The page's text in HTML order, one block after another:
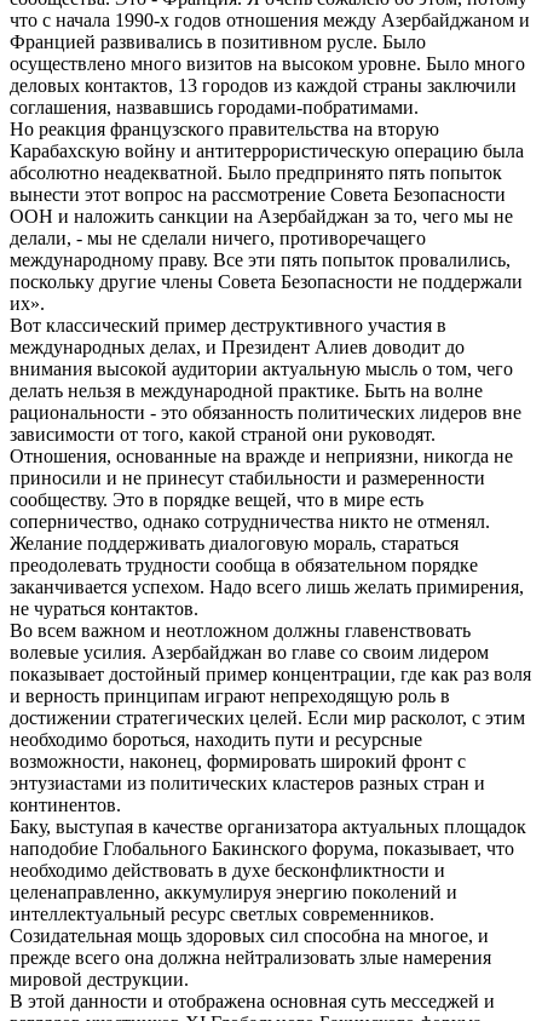
что с начала 1990-х годов отношения между Азербайджаном и
Францией развивались в позитивном русле. Было
осуществлено много визитов на высоком уровне. Было много
деловых контактов, 13 городов из каждой страны заключили
соглашения, назвавшись городами-побратимами.
Но реакция французского правительства на вторую
Карабахскую войну и антитеррористическую операцию была
абсолютно неадекватной. Было предпринято пять попыток
вынести этот вопрос на рассмотрение Совета Безопасности
ООН и наложить санкции на Азербайджан за то, чего мы не
делали, - мы не сделали ничего, противоречащего
международному праву. Все эти пять попыток провалились,
поскольку другие члены Совета Безопасности не поддержали
их».
Вот классический пример деструктивного участия в
международных делах, и Президент Алиев доводит до
внимания высокой аудитории актуальную мысль о том, чего
делать нельзя в международной практике. Быть на волне
рациональности - это обязанность политических лидеров вне
зависимости от того, какой страной они руководят.
Отношения, основанные на вражде и неприязни, никогда не
приносили и не принесут стабильности и размеренности
сообществу. Это в порядке вещей, что в мире есть
соперничество, однако сотрудничества никто не отменял.
Желание поддерживать диалоговую мораль, стараться
преодолевать трудности сообща в обязательном порядке
заканчивается успехом. Надо всего лишь желать примирения,
не чураться контактов.
Во всем важном и неотложном должны главенствовать
волевые усилия. Азербайджан во главе со своим лидером
показывает достойный пример концентрации, где как раз воля
и верность принципам играют непреходящую роль в
достижении стратегических целей. Если мир расколот, с этим
необходимо бороться, находить пути и ресурсные
возможности, наконец, формировать широкий фронт с
энтузиастами из политических кластеров разных стран и
континентов.
Баку, выступая в качестве организатора актуальных площадок
наподобие Глобального Бакинского форума, показывает, что
необходимо действовать в духе бесконфликтности и
целенаправленно, аккумулируя энергию поколений и
интеллектуальный ресурс светлых современников.
Созидательная мощь здоровых сил способна на многое, и
прежде всего она должна нейтрализовать злые намерения
мировой деструкции.
В этой данности и отображена основная суть месседжей и